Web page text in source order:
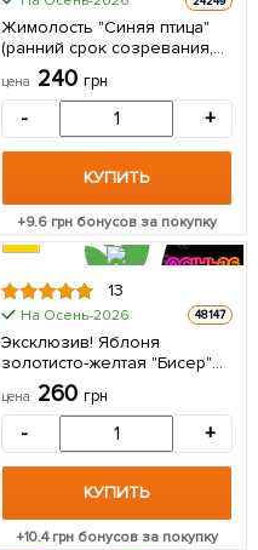
Жимолость "Синяя птица"
(ранний срок созревания,
устойчивый к осыпанию
сорт) 1 саженец в упаковке
цена 240 грн
- +
КУПИТЬ
+9.6 грн бонусов за покупку
13
На Осень-2026 48147
Эксклюзив! Яблоня
золотисто-желтая "Бисер"
(Beads) (премиальный
круплоплодный сорт,
высокая лежкость) 1
саженец в упаковке
цена 260 грн
- +
КУПИТЬ
+10.4грн бонусов за покупку